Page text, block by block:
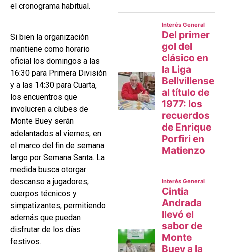
el cronograma habitual.
Si bien la organización
mantiene como horario
oficial los domingos a las
16:30 para Primera División
y a las 14:30 para Cuarta,
los encuentros que
involucren a clubes de
Monte Buey serán
adelantados al viernes, en
el marco del fin de semana
largo por Semana Santa. La
medida busca otorgar
descanso a jugadores,
cuerpos técnicos y
simpatizantes, permitiendo
además que puedan
disfrutar de los días
festivos.